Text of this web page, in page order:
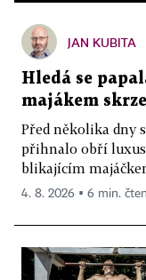
JAN KUBITA
Hledá se
majákem
Před několika dny
přihnalo obří
blikajícím
4. 8. 2026 ▪ 6 min.